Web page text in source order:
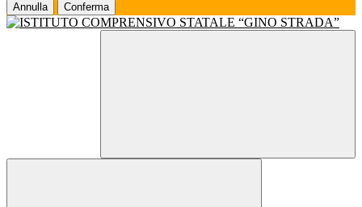
Annulla Conferma